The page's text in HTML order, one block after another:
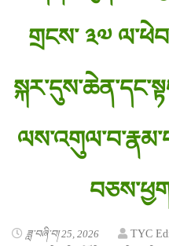
གྲངས་ ༣༧
ཟླ་བཞི་བ། 25, 2026
TYC